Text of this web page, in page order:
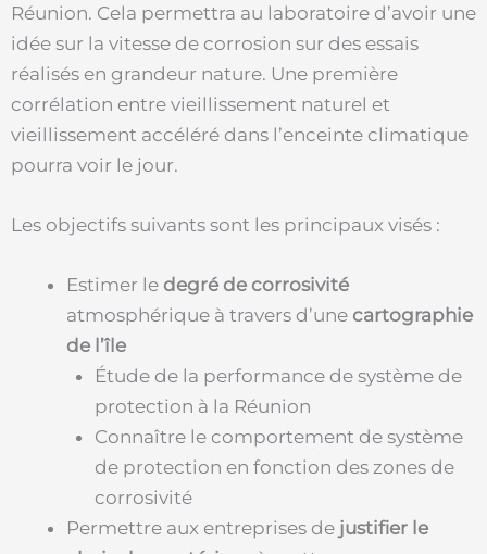
Réunion. Cela permettra au laboratoire d’avoir une
idée sur la vitesse de corrosion sur des essais
réalisés en grandeur nature. Une première
corrélation entre vieillissement naturel et
vieillissement accéléré dans l’enceinte climatique
pourra voir le jour.
Les objectifs suivants sont les principaux visés :
Estimer le degré de corrosivité
atmosphérique à travers d’une cartographie
de l’île
Étude de la performance de système de
protection à la Réunion
Connaître le comportement de système
de protection en fonction des zones de
corrosivité
Permettre aux entreprises de justifier le